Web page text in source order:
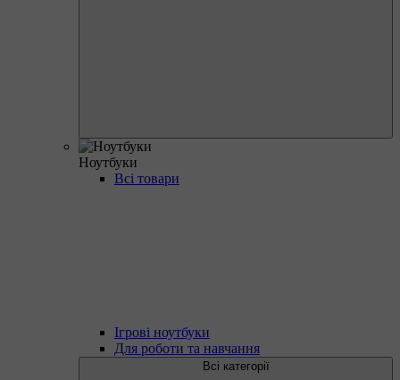
Ноутбуки
Всі товари
Ігрові ноутбуки
Для роботи та навчання
Всі категорії